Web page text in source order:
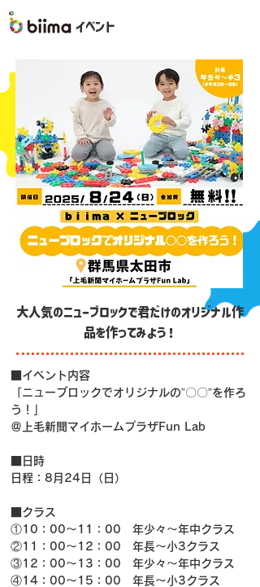
イベント
大人気のニューブロックで君だけのオリジナル作
品を作ってみよう！
■イベント内容
「ニューブロックでオリジナルの”〇〇”を作ろ
う！」
＠上毛新聞マイホームプラザFun Lab
■日時
日程：8月24日（日）
■クラス
①10：00〜11：00　年少々～年中クラス
②11：00〜12：00　年長～小3クラス
③12：00〜13：00　年少々～年中クラス
④14：00〜15：00　年長～小3クラス